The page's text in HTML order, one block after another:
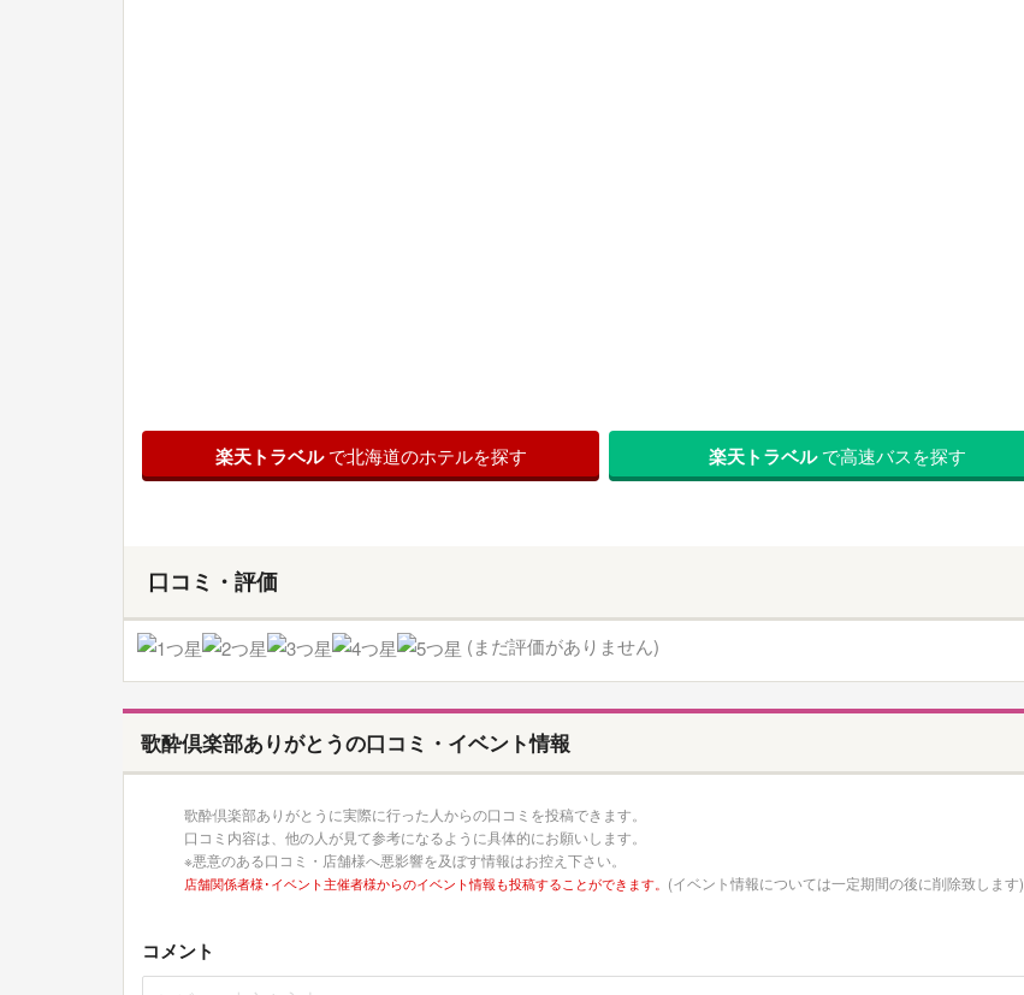
楽天トラベルで北海道のホテルを探す 楽天トラベルで高速バスを探す
口コミ・評価
(まだ評価がありません)
歌酔倶楽部ありがとうの口コミ・イベント情報
歌酔倶楽部ありがとうに実際に行った人からの口コミを投稿できます。
口コミ内容は、他の人が見て参考になるように具体的にお願いします。
※悪意のある口コミ・店舗様へ悪影響を及ぼす情報はお控え下さい。
店舗関係者様･イベント主催者様からのイベント情報も投稿することができます。 (イベント情報については一定期間の後に削除致します)
コメント